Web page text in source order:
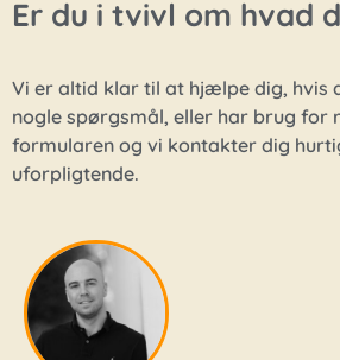
Er du i tvivl om hvad
Vi er altid klar til at hjælpe dig, hvis
nogle spørgsmål, eller har brug for
formularen og vi kontakter dig
uforpligtende.